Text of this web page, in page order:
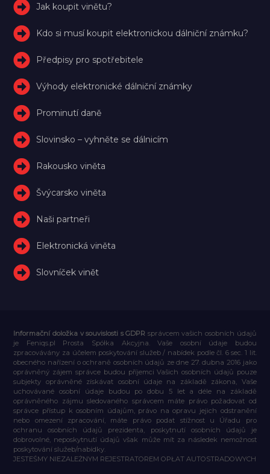
Jak koupit vinětu?
Kdo si musí koupit elektronickou dálniční známku?
Předpisy pro spotřebitele
Výhody elektronické dálniční známky
Prominutí daně
Slovinsko – vyhněte se dálnicím
Rakousko viněta
Švýcarsko viněta
Naši partneři
Elektronická viněta
Slovníček vinět
Informační doložka v souvislosti s GDPR správcem vašich osobních údajů
je Feniqs.pl Prosta Spółka Akcyjna. Vaše osobní údaje budou
zpracovávány za účelem poskytování služeb / nabídek podle čl. 6 sec. 1 lit.
obecného nařízení o ochraně osobních údajů ze dne 27. dubna 2016 jako
oprávněný zájem správce budou příjemci Vašich osobních údajů pouze
subjekty oprávněné získávat osobní údaje na základě zákona, Vaše
uchovávané osobní údaje budou po dobu 5 let a déle na základě
oprávněného zájmu sledovaného správcem máte právo požadovat od
správce přístup k osobním údajům, právo na opravu jejich odstranění
nebo omezení zpracování, máte právo podat stížnost u Úřadu pro
ochranu osobních údajů prezidenta, poskytnutí osobních údajů je
dobrovolné, neposkytnutí údajů však může mít za následek nemožnost
poskytování služeb/nabídky.
JESTEŚMY NIEZALEŻNYM REJESTRATOREM OPŁAT AUTOSTRADOWYCH